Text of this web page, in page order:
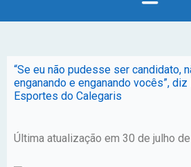
“Se eu não pudesse ser candidato,
enganando e enganando vocês”,
Esportes do Calegaris
Última atualização em 30 de julho